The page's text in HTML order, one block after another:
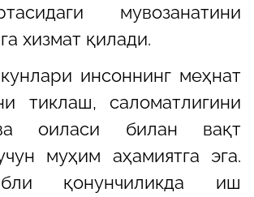
мувозанатини
хизмат қилади.
инсоннинг меҳнат
тиклаш, саломатлигини
оиласи билан вақт
муҳим аҳамиятга эга.
қонунчиликда иш